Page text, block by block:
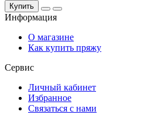
Купить
Информация
О магазине
Как купить пряжу
Сервис
Личный кабинет
Избранное
Связаться с нами